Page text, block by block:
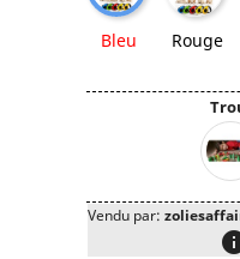
Bleu Rouge
Vendu par: